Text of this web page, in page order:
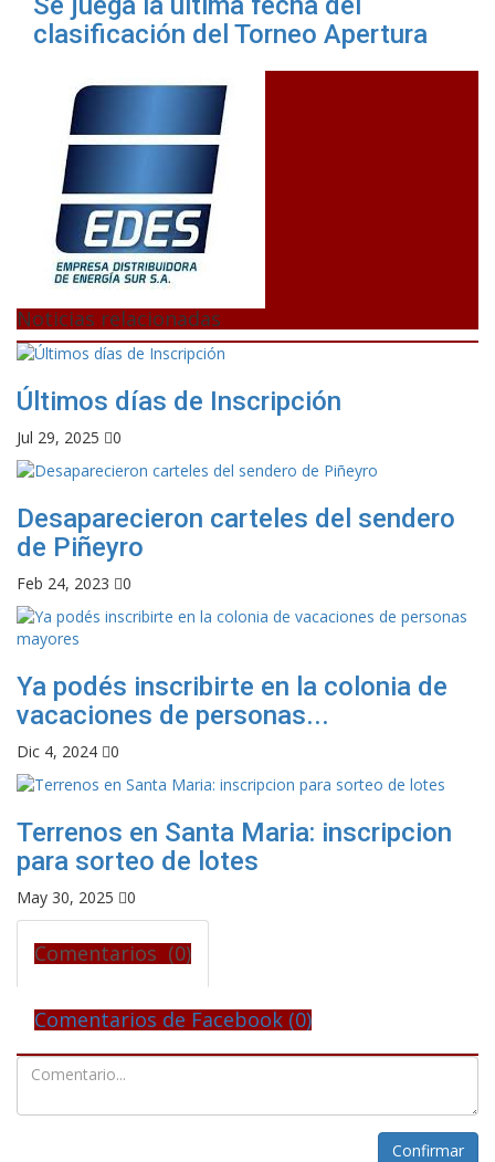
clasificación del Torneo Apertura
Noticias relacionadas
Últimos días de Inscripción
Jul 29, 2025 0
Desaparecieron carteles del sendero
de Piñeyro
Feb 24, 2023 0
Ya podés inscribirte en la colonia de
vacaciones de personas...
Dic 4, 2024 0
Terrenos en Santa Maria: inscripcion
para sorteo de lotes
May 30, 2025 0
Comentarios (0)
Comentarios de Facebook (0)
Confirmar